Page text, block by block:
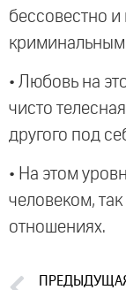
бессовестно
• Любовь на
чисто
другого под
• На этом
человеком,
отношениях.